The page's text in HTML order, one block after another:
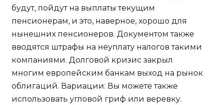
будут, пойдут на выплаты текущим
пенсионерам, и это, наверное, хорошо для
нынешних пенсионеров. Документом также
вводятся штрафы на неуплату налогов такими
компаниями. Долговой кризис закрыл
многим европейским банкам выход на рынок
облигаций. Вариации: Вы можете также
использовать угловой гриф или веревку.